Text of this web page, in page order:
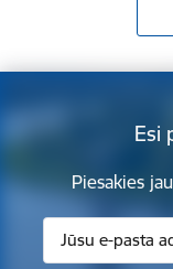
Esi
Piesakies